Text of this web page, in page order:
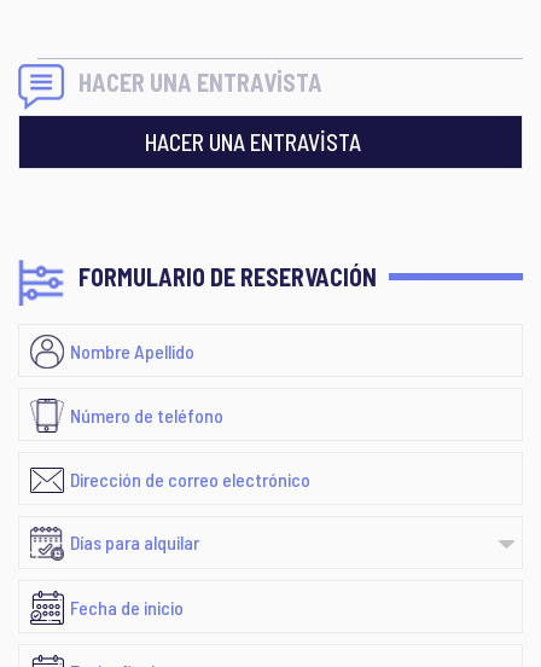
HACER UNA ENTRAVİSTA
HACER UNA ENTRAVİSTA
FORMULARIO DE RESERVACIÓN